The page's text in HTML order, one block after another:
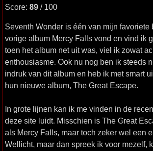
Score: 89 / 100
Seventh Wonder is één van mijn favoriete
vorige album Mercy Falls vond en vind ik
toen het album net uit was, viel ik zowat
enthousiasme. Ook nu nog ben ik steeds
indruk van dit album en heb ik met smart
hun nieuwe album, The Great Escape.
In grote lijnen kan ik me vinden in de
deze site luidt. Misschien is The Great
als Mercy Falls, maar toch zeker wel een
Wellicht, maar dan spreek ik voor mezelf,